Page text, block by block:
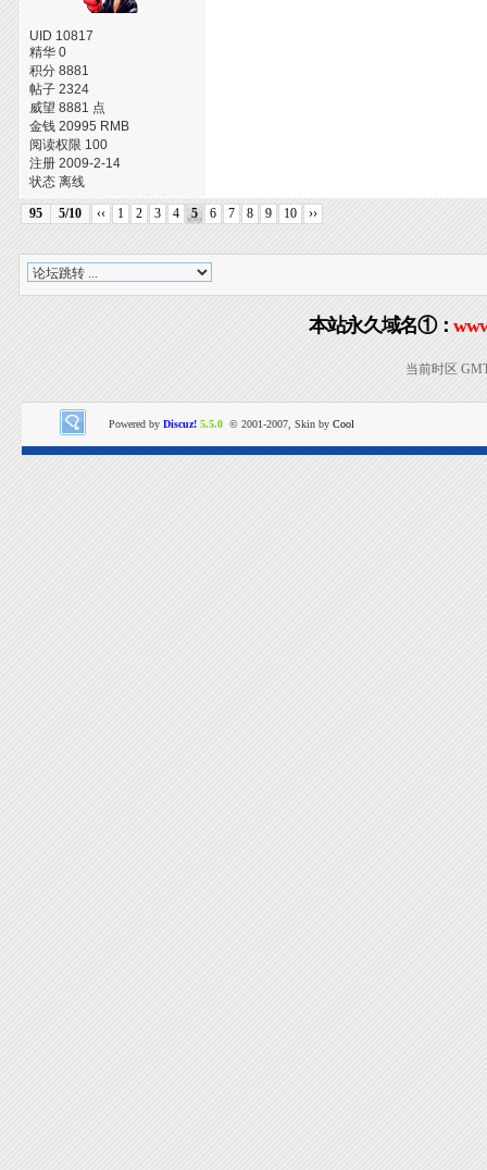
UID 10817
精华 0
积分 8881
帖子 2324
威望 8881 点
金钱 20995 RMB
阅读权限 100
注册 2009-2-14
状态 离线
95 5/10 ‹‹ 1 2 3 4 5 6 7 8 9 10 ››
本站永久域名①：
当前时区
Powered by Discuz! 5.5.0 © 2001-2007, Skin by Cool